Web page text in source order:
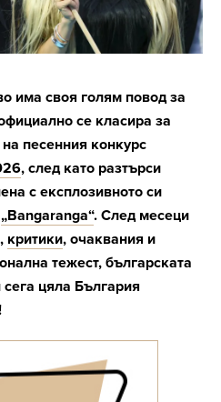
има своя голям повод за
се класира за
песенния конкурс
, след като разтърси
с експлозивното си
„Bangaranga“. След месеци
критики, очаквания и
тежест, българската
сега цяла България